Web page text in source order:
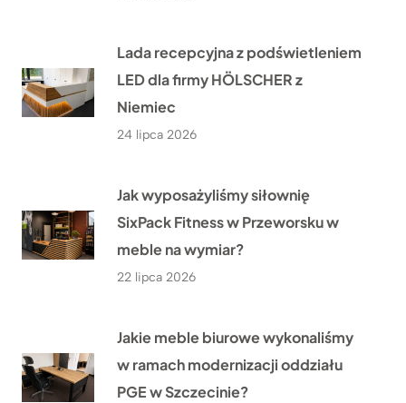
Lada recepcyjna z podświetleniem
LED dla firmy HÖLSCHER z
Niemiec
24 lipca 2026
Jak wyposażyliśmy siłownię
SixPack Fitness w Przeworsku w
meble na wymiar?
22 lipca 2026
Jakie meble biurowe wykonaliśmy
w ramach modernizacji oddziału
PGE w Szczecinie?